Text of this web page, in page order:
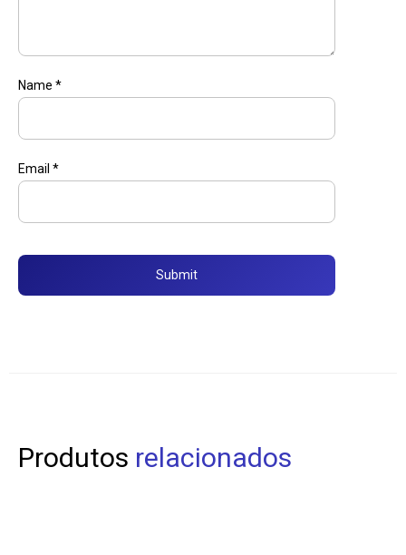
Name *
Email *
Produtos relacionados